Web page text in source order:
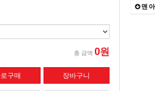
1 The
맨
총 금액 0원